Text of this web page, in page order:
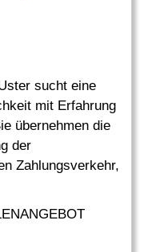
sucht eine
mit Erfahrung
übernehmen die
der
Zahlungsverkehr,